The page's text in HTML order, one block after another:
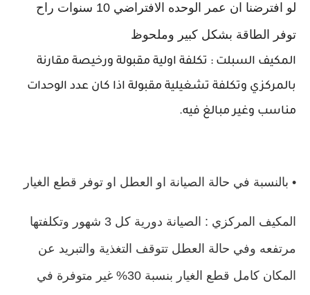
لو افترضنا ان عمر الوحده الافتراضي 10 سنوات راح
توفر الطاقة بشكل كبير وملحوظ
المكيف السبلت : تكلفة اولية مقبولة ورخيصة مقارنة
بالمركزي وتكلفة تشغيلية مقبولة اذا كان عدد الوحدات
مناسب وغير مبالغ فيه.
• بالنسبة في حالة الصيانة او العطل او توفر قطع الغيار
المكيف المركزي : الصيانة دورية كل 3 شهور وتكلفتها
مرتفعه وفي حالة العطل تتوقف التغذية والتبريد عن
المكان كامل قطع الغيار بنسبة 30% غير متوفرة في